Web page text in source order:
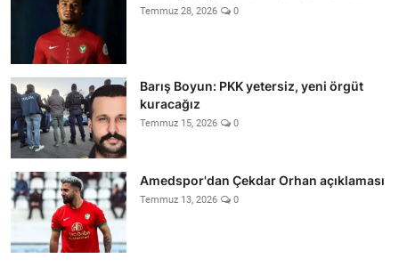
Temmuz 28, 2026 0
Barış Boyun: PKK yetersiz, yeni örgüt
kuracağız
Temmuz 15, 2026 0
Amedspor'dan Çekdar Orhan açıklaması
Temmuz 13, 2026 0